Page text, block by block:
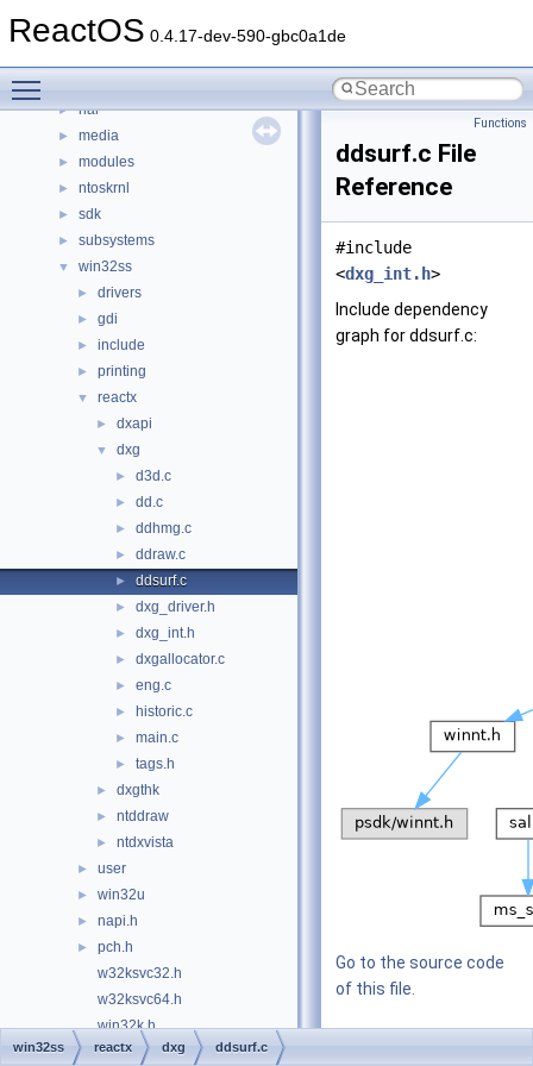
ReactOS 0.4.17-dev-590-gbc0a1de
► boot
► hal
► media
► modules
► ntoskrnl
► sdk
► subsystems
▼ win32ss
► drivers
► gdi
► include
► printing
▼ reactx
► dxapi
▼ dxg
► d3d.c
► dd.c
► ddhmg.c
► ddraw.c
► ddsurf.c
► dxg_driver.h
► dxg_int.h
► dxgallocator.c
► eng.c
► historic.c
► main.c
► tags.h
► dxgthk
► ntddraw
► ntdxvista
► user
► win32u
► napi.h
►
pch.h
w32ksvc32.h
w32ksvc64.h
win32k.h
► win32kp.h
Functions
ddsurf.c File
Reference
#include
<dxg_int.h>
Include dependency
graph for ddsurf.c:
Go to the source code
of this file.
Functions
win32ss reactx dxg ddsurf.c